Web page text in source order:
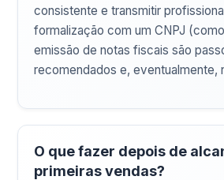
consistente e transmitir
formalização com um CNPJ
emissão de notas fiscais são
recomendados e, eventualmente,
O que fazer depois de
primeiras vendas?